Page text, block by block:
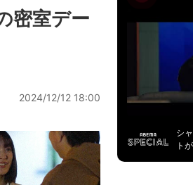
密室デー
2024/12/12 18:00
シ
ト